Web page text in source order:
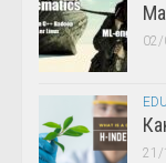
EDU
21/